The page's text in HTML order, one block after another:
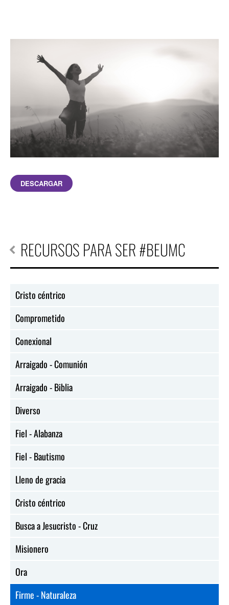
DESCARGAR
RECURSOS PARA SER #BEUMC
Cristo céntrico
Comprometido
Conexional
Arraigado - Comunión
Arraigado - Biblia
Diverso
Fiel - Alabanza
Fiel - Bautismo
Lleno de gracia
Cristo céntrico
Busca a Jesucristo - Cruz
Misionero
Ora
Firme - Naturaleza